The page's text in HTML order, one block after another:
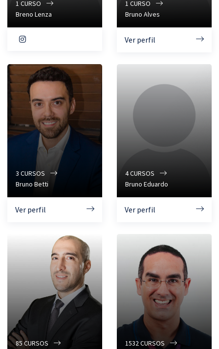
1 CURSO
Breno Lenza
1 CURSO
Bruno Alves
Ver perfil
3 CURSOS
Bruno Betti
Ver perfil
4CURSOS
Bruno Eduardo
Ver perfil
85CURSOS
1532CURSOS